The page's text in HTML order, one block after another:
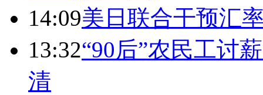
14:09美日联合干预汇
13:32“90后”农民工讨
清